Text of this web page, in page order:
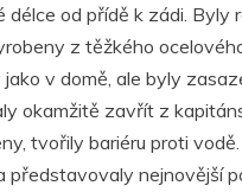
od přídě k zádi. Byly
z těžkého
v domě, ale byly
okamžitě zavřít z
tvořily bariéru proti
představovaly nejnovější